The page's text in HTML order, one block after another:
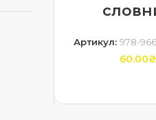
Артикул:978-
60.00₴